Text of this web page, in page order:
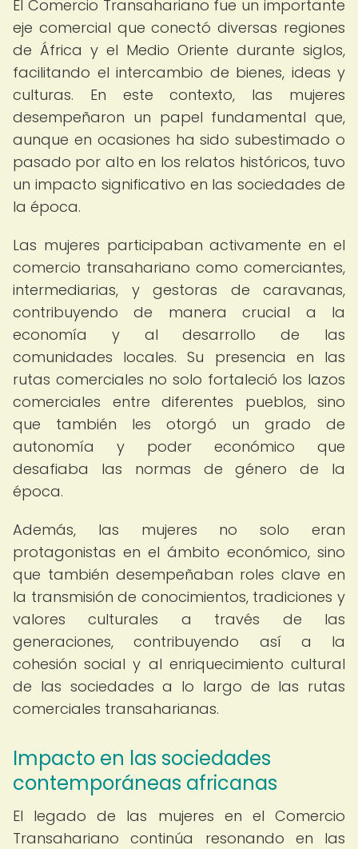
El Comercio Transahariano fue un importante
eje comercial que conectó diversas regiones
de África y el Medio Oriente durante siglos,
facilitando el intercambio de bienes, ideas y
culturas. En este contexto, las mujeres
desempeñaron un papel fundamental que,
aunque en ocasiones ha sido subestimado o
pasado por alto en los relatos históricos, tuvo
un impacto significativo en las sociedades de
la época.
Las mujeres participaban activamente en el
comercio transahariano como comerciantes,
intermediarias, y gestoras de caravanas,
contribuyendo de manera crucial a la
economía y al desarrollo de las
comunidades locales. Su presencia en las
rutas comerciales no solo fortaleció los lazos
comerciales entre diferentes pueblos, sino
que también les otorgó un grado de
autonomía y poder económico que
desafiaba las normas de género de la
época.
Además, las mujeres no solo eran
protagonistas en el ámbito económico, sino
que también desempeñaban roles clave en
la transmisión de conocimientos, tradiciones y
valores culturales a través de las
generaciones, contribuyendo así a la
cohesión social y al enriquecimiento cultural
de las sociedades a lo largo de las rutas
comerciales transaharianas.
Impacto en las sociedades
contemporáneas africanas
El legado de las mujeres en el Comercio
Transahariano continúa resonando en las